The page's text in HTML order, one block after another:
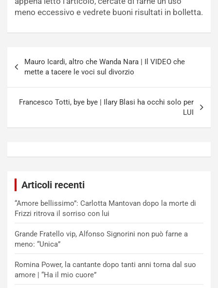
meno eccessivo e vedrete buoni risultati in bolletta.
articoli
Mauro Icardi, altro che Wanda Nara | Il VIDEO che
mette a tacere le voci sul divorzio
Francesco Totti, bye bye | Ilary Blasi ha occhi solo per
LUI
Articoli recenti
“Amore bellissimo”: Carlotta Mantovan dopo la morte di
Frizzi ritrova il sorriso con lui
Grande Fratello vip, Alfonso Signorini non può farne a
meno: “Unica”
Romina Power, la cantante dopo tanti anni torna dal suo
amore | “Ha il mio cuore”